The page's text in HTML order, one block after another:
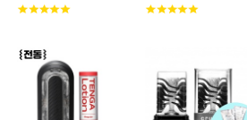
고
점
능(사용횟수 약 50회).
고